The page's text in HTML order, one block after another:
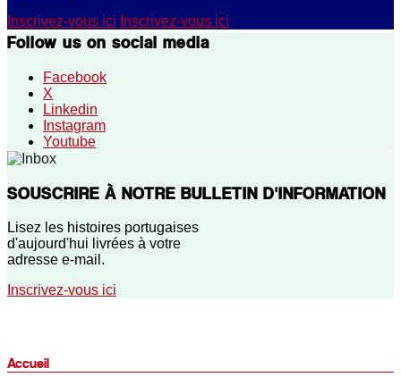
Inscrivez-vous ici Inscrivez-vous ici
Follow us on social media
Facebook
X
Linkedin
Instagram
Youtube
SOUSCRIRE À NOTRE BULLETIN D'INFORMATION
Lisez les histoires portugaises
d'aujourd'hui livrées à votre
adresse e-mail.
Inscrivez-vous ici
Accueil